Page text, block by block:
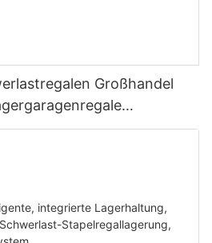
Großhandel
Balken